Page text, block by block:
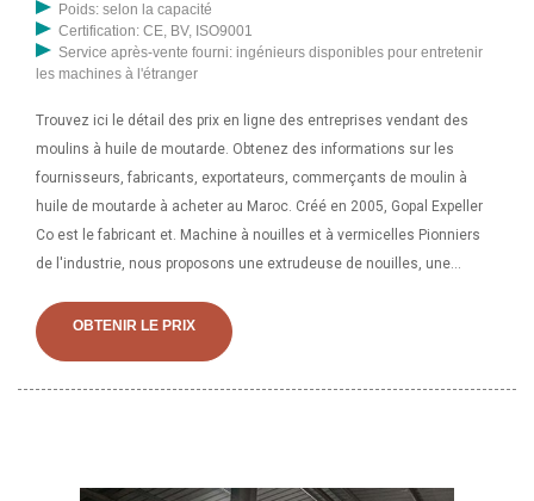
Poids: selon la capacité
Certification: CE, BV, ISO9001
Service après-vente fourni: ingénieurs disponibles pour entretenir
les machines à l'étranger
Trouvez ici le détail des prix en ligne des entreprises vendant des
moulins à huile de moutarde. Obtenez des informations sur les
fournisseurs, fabricants, exportateurs, commerçants de moulin à
huile de moutarde à acheter au Maroc. Créé en 2005, Gopal Expeller
Co est le fabricant et. Machine à nouilles et à vermicelles Pionniers
de l'industrie, nous proposons une extrudeuse de nouilles, une
OBTENIR LE PRIX